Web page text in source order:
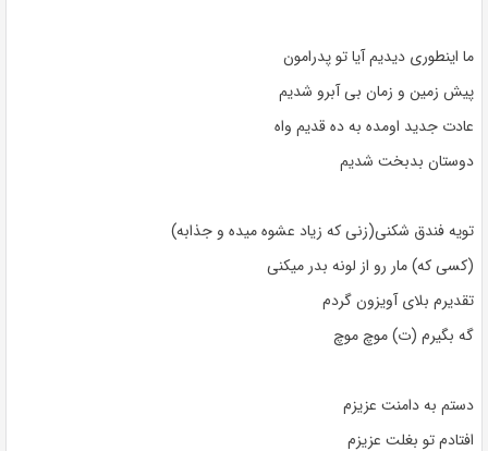
ما اینطوری دیدیم آیا تو پدرامون
پیش زمین و زمان بی آبرو شدیم
عادت جدید اومده به ده قدیم واه
دوستان بدبخت شدیم
تویه فندق شکنی(زنی که زیاد عشوه میده و جذابه)
(کسی که) مار رو از لونه بدر میکنی
تقدیرم بلای آویزون گردم
گه بگیرم (ت) موچ موچ
دستم به دامنت عزیزم
افتادم تو بغلت عزیزم